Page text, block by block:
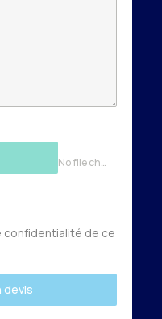
No file chosen
confidentialité de ce
devis